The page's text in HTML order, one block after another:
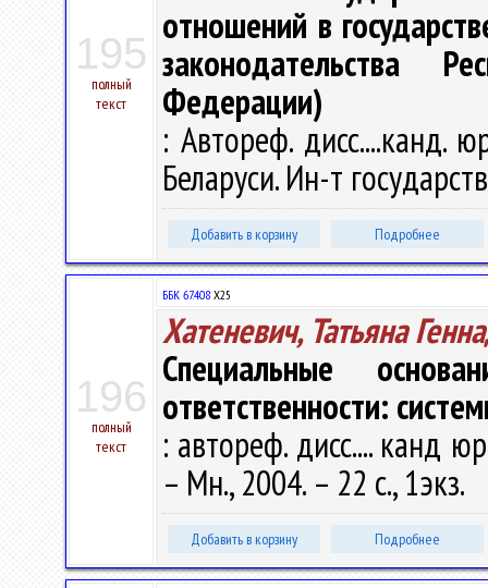
195
полный
текст
отношений в
законодательства
Федерации)
: Автореф. дисс....канд.
Беларуси. Ин-т
Добавить в корзину Подробнее
196
полный
текст
ББК 67.408 Х25
Хатеневич, Татьяна
Специальные
ответственности:
: автореф. дисс.... канд
– Мн., 2004. – 22 с., 1экз.
Добавить в корзину Подробнее